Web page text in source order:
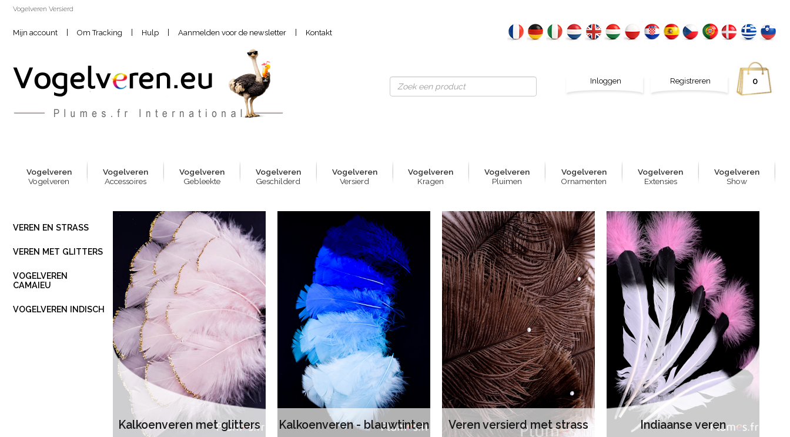
Vogelveren Versierd
Mijn account | Om Tracking | Hulp | Aanmelden voor de newsletter | Kontakt
0
Inloggen Registreren
Vogelveren
Vogelveren
Vogelveren
Accessoires
Vogelveren
Gebleekte
Vogelveren
Geschilderd
Vogelveren
Versierd
Vogelveren
Kragen
Vogelveren
Pluimen
Vogelveren
Ornamenten
Vogelveren
Extensies
Vogelveren
Show
VEREN EN STRASS
VEREN MET GLITTERS
VOGELVEREN
CAMAIEU
VOGELVEREN INDISCH
Kalkoenveren met glitters Kalkoenveren - blauwtinten Veren versierd met strass Indiaanse veren